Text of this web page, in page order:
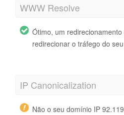
WWW Resolve
Ótimo, um
redirecionar o tráfego do
IP Canonicalization
Não o seu domínio IP